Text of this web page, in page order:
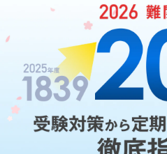
合格実績
校舎一覧
入試情報